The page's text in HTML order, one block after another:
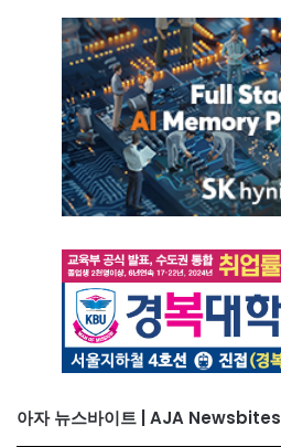
아자 뉴스바이트 | AJA Newsbites